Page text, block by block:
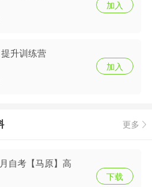
加入
升训练营
加入
更多
自考【马原】高
下载